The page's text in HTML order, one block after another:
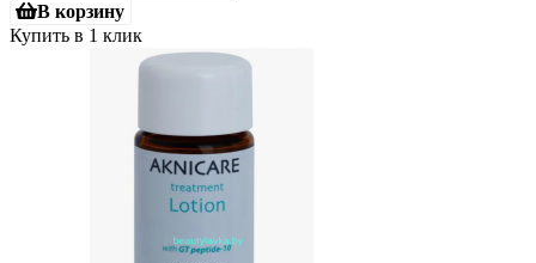
В корзину
Купить в 1 клик